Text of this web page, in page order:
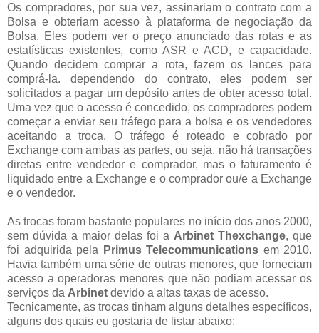
Os compradores, por sua vez, assinariam o contrato com a
Bolsa e obteriam acesso à plataforma de negociação da
Bolsa. Eles podem ver o preço anunciado das rotas e as
estatísticas existentes, como ASR e ACD, e capacidade.
Quando decidem comprar a rota, fazem os lances para
comprá-la. dependendo do contrato, eles podem ser
solicitados a pagar um depósito antes de obter acesso total.
Uma vez que o acesso é concedido, os compradores podem
começar a enviar seu tráfego para a bolsa e os vendedores
aceitando a troca. O tráfego é roteado e cobrado por
Exchange com ambas as partes, ou seja, não há transações
diretas entre vendedor e comprador, mas o faturamento é
liquidado entre a Exchange e o comprador ou/e a Exchange
e o vendedor.
As trocas foram bastante populares no início dos anos 2000,
sem dúvida a maior delas foi a Arbinet Thexchange, que
foi adquirida pela
Primus Telecommunications em 2010.
Havia também uma série de outras menores, que forneciam
acesso a operadoras menores que não podiam acessar os
serviços da Arbinet devido a altas taxas de acesso.
Tecnicamente, as trocas tinham alguns detalhes específicos,
alguns dos quais eu gostaria de listar abaixo: